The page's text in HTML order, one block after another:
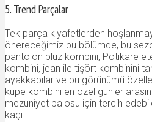
5. Trend Parçalar
Tek parça kıyafetlerden
önereceğimiz bu bölümde, bu
pantolon bluz kombini, Pötikare
kombini, jean ile tişört kombinini
ayakkabılar ve bu görünümü
küpe kombini en özel günler
mezuniyet balosu için tercih
kaçı.